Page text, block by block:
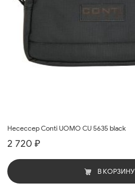
Несессер Conti UOMO CU 5635 black
2 720 ₽
В КОРЗИНУ